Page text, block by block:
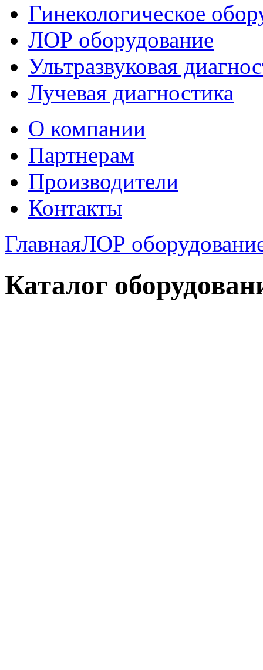
Гинекологическое
ЛОР оборудование
Ультразвуковая
Лучевая диагностика
О компании
Партнерам
Производители
Контакты
ГлавнаяЛОР
Каталог